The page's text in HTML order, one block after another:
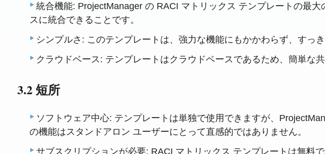
統合機能: ProjectManager の RACI マトリックス テンプレートの最
スに統合できることです。
シンプルさ: このテンプレートは、強力な機能にもかかわらず、すっ
クラウドベース: テンプレートはクラウドベースであるため、簡単な
3.2 短所
ソフトウェア中心: テンプレートは単独で使用できますが、
の機能はスタンドアロン ユーザーにとって直感的ではありません。
サブスクリプションが必要: RACI マトリックス テンプレートは無料